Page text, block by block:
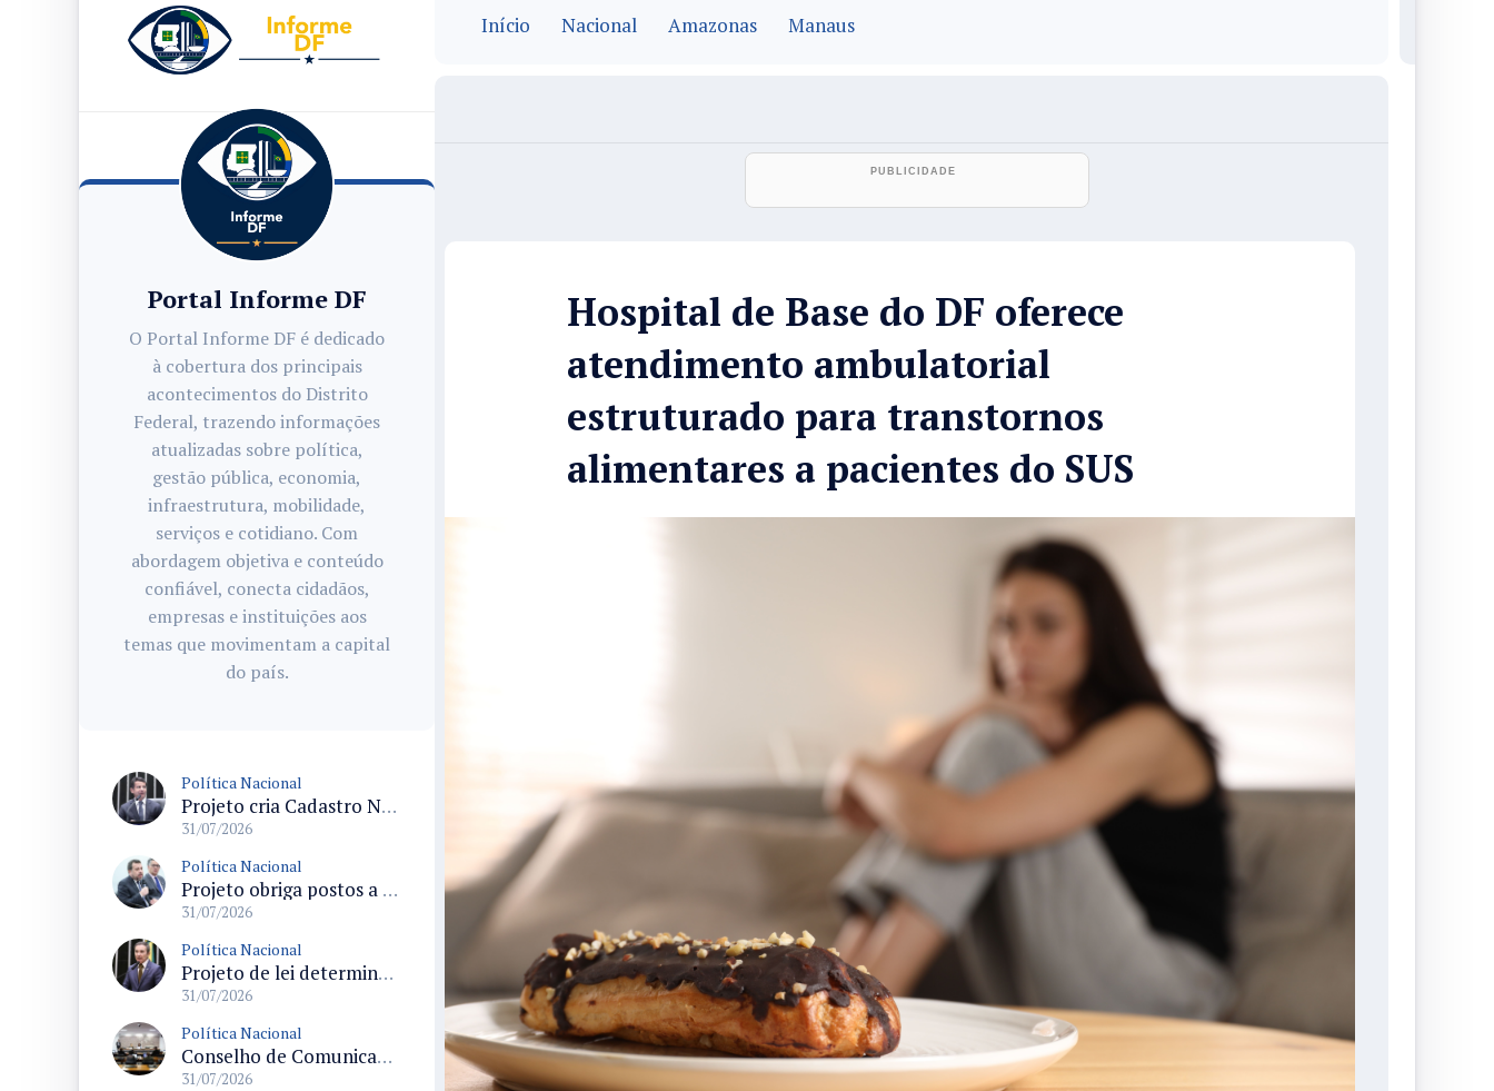
Portal Informe DF
O Portal Informe DF é dedicado
à cobertura dos principais
acontecimentos do Distrito
Federal, trazendo informações
atualizadas sobre política,
gestão pública, economia,
infraestrutura, mobilidade,
serviços e cotidiano. Com
abordagem objetiva e conteúdo
confiável, conecta cidadãos,
empresas e instituições aos
temas que movimentam a capital
do país.
Política Nacional
Projeto cria Cadastro Nacional de Doenças Raras e regras para dispensação de medicamentos pelo SUS
31/07/2026
Política Nacional
Projeto obriga postos a detalhar a composição do preço dos combustíveis em documentos fiscais
31/07/2026
Política Nacional
Projeto de lei determina prioridade na investigação de crimes sexuais contra crianças e adolescentes com prazos máximos
31/07/2026
Política Nacional
Conselho de Comunicação Social realiza duas reuniões no Senado sobre marco legal da inteligência artificial e regulação de plataformas digitais
31/07/2026
Início Nacional Amazonas Manaus
Hospital de Base do DF oferece
atendimento ambulatorial
estruturado para transtornos
alimentares a pacientes do SUS